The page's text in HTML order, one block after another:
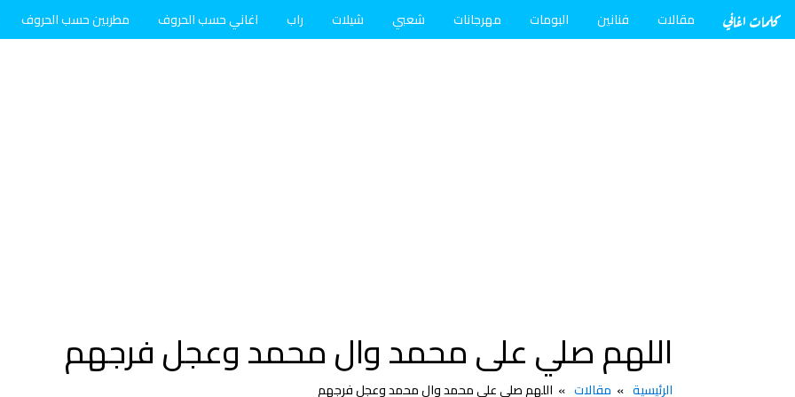
كلمات اغاني مقالات فنانين البومات مهرجانات شعبي شيلات راب اغاني حسب الحروف مطربين حسب الحروف
اللهم صلي على محمد وال محمد وعجل فرجهم
الرئيسية مقالات اللهم صلي على محمد وال محمد وعجل فرجهم